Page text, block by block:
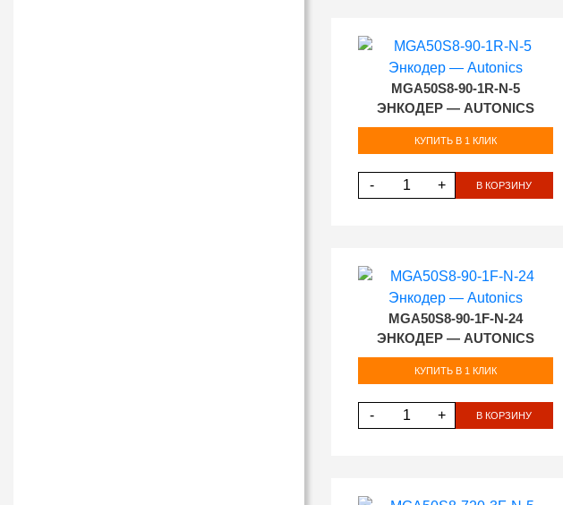
MGA50S8-90-1R-N-5
ЭНКОДЕР — AUTONICS
КУПИТЬ В 1 КЛИК
- + В КОРЗИНУ
MGA50S8-90-1F-N-24
ЭНКОДЕР — AUTONICS
КУПИТЬ В 1 КЛИК
- + В КОРЗИНУ